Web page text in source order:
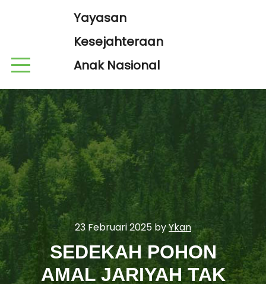
Yayasan
Kesejahteraan
Anak Nasional
23 Februari 2025 byYkan
SEDEKAH POHON
AMAL JARIYAH TAK